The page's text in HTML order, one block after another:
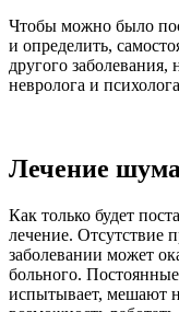
Чтобы можно было
и определить,
другого заболевания,
невролога и
Лечение
Как только будет
лечение. Отсутствие
заболевании может
больного.
испытывает, мешают